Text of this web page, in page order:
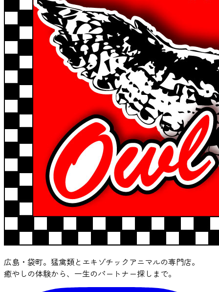
広島・袋町。猛禽類とエキゾチックアニマルの専門店。
癒やしの体験から、一生のパートナー探しまで。